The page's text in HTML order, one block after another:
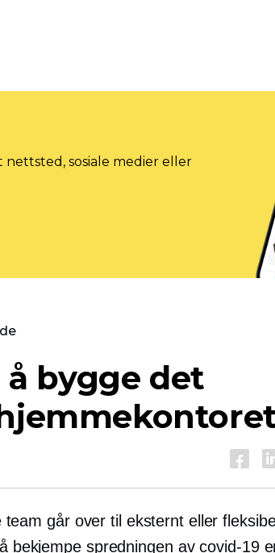
sosiale medier eller
å bygge det
går over til eksternt eller
bekjempe spredningen avcovid-19